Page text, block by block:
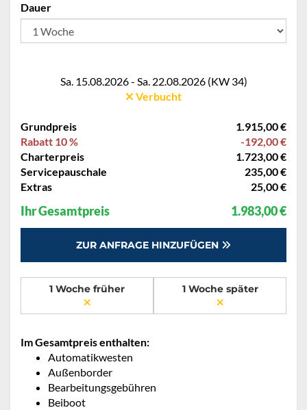
Dauer
Sa. 15.08.2026 - Sa. 22.08.2026 (KW 34)
Verbucht
Grundpreis
1.915,00 €
Rabatt 10 %
-192,00 €
Charterpreis
1.723,00 €
Servicepauschale
235,00 €
Extras
25,00 €
Ihr Gesamtpreis 1.983,00 €
ZUR ANFRAGE HINZUFÜGEN
1 Woche früher 1 Woche später
Im Gesamtpreis enthalten:
Automatikwesten
Außenborder
Bearbeitungsgebühren
Beiboot